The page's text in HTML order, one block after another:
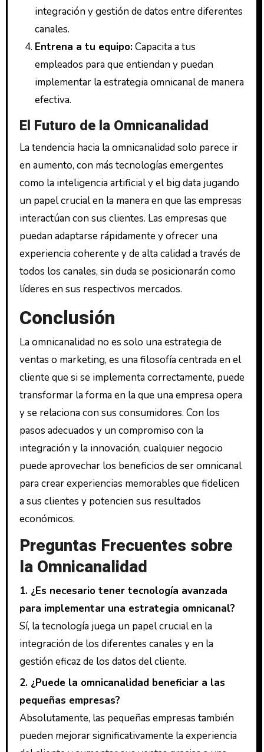
integración y gestión de datos entre diferentes
canales.
Entrena a tu equipo:Capacita a tus
empleados para que entiendan y puedan
implementar la estrategia omnicanal de manera
efectiva.
El Futuro de la Omnicanalidad
La tendencia hacia la omnicanalidad solo parece ir
en aumento, con más tecnologías emergentes
como la inteligencia artificial y el big data jugando
un papel crucial en la manera en que las empresas
interactúan con sus clientes. Las empresas que
puedan adaptarse rápidamente y ofrecer una
experiencia coherente y de alta calidad a través de
todos los canales, sin duda se posicionarán como
líderes en sus respectivos mercados.
Conclusión
La omnicanalidad no es solo una estrategia de
ventas o marketing, es una filosofía centrada en el
cliente que si se implementa correctamente, puede
transformar la forma en la que una empresa opera
y se relaciona con sus consumidores. Con los
pasos adecuados y un compromiso con la
integración y la innovación, cualquier negocio
puede aprovechar los beneficios de ser omnicanal
para crear experiencias memorables que fidelicen
a sus clientes y potencien sus resultados
económicos.
Preguntas Frecuentes sobre
la Omnicanalidad
1. ¿Es necesario tener tecnología avanzada
para implementar una estrategia omnicanal?
Sí, la tecnología juega un papel crucial en la
integración de los diferentes canales y en la
gestión eficaz de los datos del cliente.
2. ¿Puede la omnicanalidad beneficiar a las
pequeñas empresas?
Absolutamente, las pequeñas empresas también
pueden mejorar significativamente la experiencia